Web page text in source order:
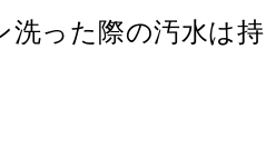
洗った際の汚水は持